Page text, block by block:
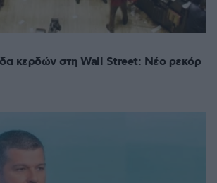
κερδών στη Wall Street: Νέο ρεκόρ